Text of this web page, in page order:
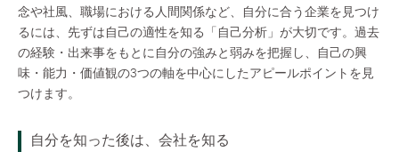
念や社風、職場における人間関係など、自分に合う企業を見つけ
るには、先ずは自己の適性を知る「自己分析」が大切です。過去
の経験・出来事をもとに自分の強みと弱みを把握し、自己の興
味・能力・価値観の3つの軸を中心にしたアピールポイントを見
つけます。
自分を知った後は、会社を知る